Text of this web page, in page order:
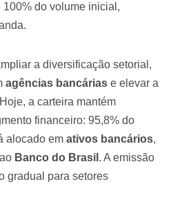
do volume inicial,
a diversificação setorial,
agências bancárias e elevar a
a carteira mantém
financeiro: 95,8% do
alocado em ativos bancários,
Banco do Brasil . A emissão
gradual para setores